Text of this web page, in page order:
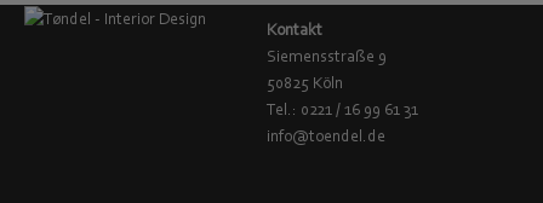
Kontakt
Siemensstraße 9
50825 Köln
Tel.: 0221 / 16 99 61 31
info@toendel.de